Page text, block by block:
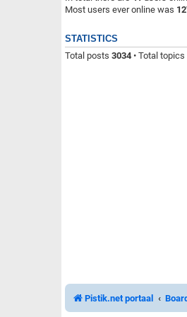
Most users ever online was
STATISTICS
Total posts 3034 • Total topics
Pistik.net portaal